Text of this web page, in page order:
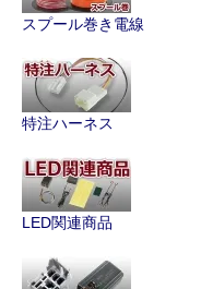
スプール巻き電線
特注ハーネス
LED関連商品